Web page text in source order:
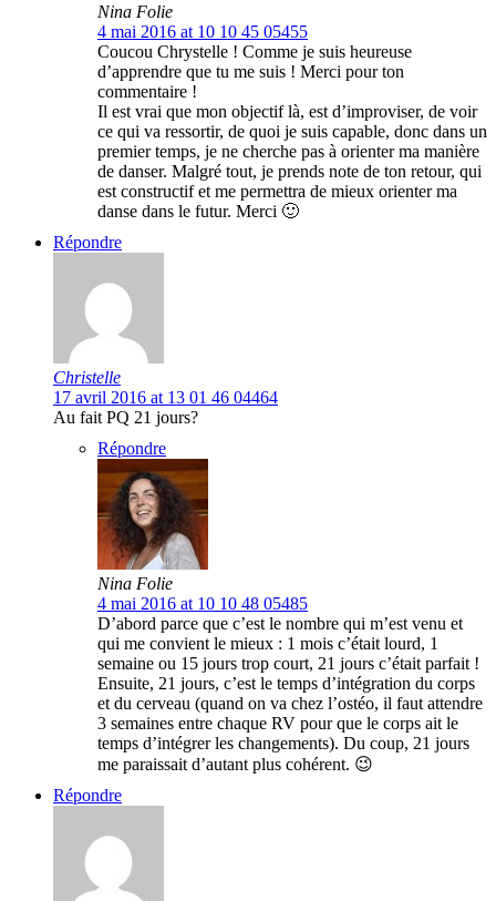
Nina Folie
4 mai 2016 at 10 10 45 05455
Coucou Chrystelle ! Comme je suis heureuse
d’apprendre que tu me suis ! Merci pour ton
commentaire !
Il est vrai que mon objectif là, est d’improviser, de voir
ce qui va ressortir, de quoi je suis capable, donc dans un
premier temps, je ne cherche pas à orienter ma manière
de danser. Malgré tout, je prends note de ton retour, qui
est constructif et me permettra de mieux orienter ma
danse dans le futur. Merci 🙂
Répondre
Christelle
17 avril 2016 at 13 01 46 04464
Au fait PQ 21 jours?
Répondre
Nina Folie
4 mai 2016 at 10 10 48 05485
D’abord parce que c’est le nombre qui m’est venu et
qui me convient le mieux : 1 mois c’était lourd, 1
semaine ou 15 jours trop court, 21 jours c’était parfait !
Ensuite, 21 jours, c’est le temps d’intégration du corps
et du cerveau (quand on va chez l’ostéo, il faut attendre
3 semaines entre chaque RV pour que le corps ait le
temps d’intégrer les changements). Du coup, 21 jours
me paraissait d’autant plus cohérent. 😉
Répondre